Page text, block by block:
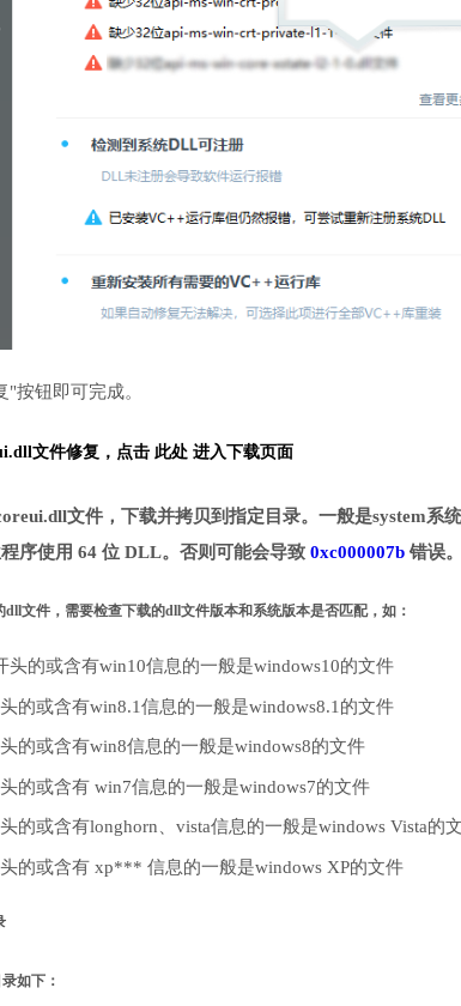
按钮即可完成。
文件修复， 点击 此处 进入下载页面
文件，下载并拷贝到指定目录。一般是system系
序使用 64 位 DLL。否则可能会导致 0xc000007b 错误。
dll文件，需要检查下载的dll文件版本和系统版本是否匹配，如：
头的或含有win10信息的一般是windows10的文件
的或含有win8.1信息的一般是windows8.1的文件
的或含有win8信息的一般是windows8的文件
的或含有 win7信息的一般是windows7的文件
的或含有longhorn、vista信息的一般是windows Vista的
的或含有 xp*** 信息的一般是windows XP的文件
如下：